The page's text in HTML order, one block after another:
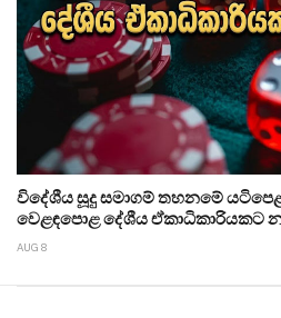
විදේශීය සූදු සමාගම් තහනමේ
වෙළඳපොළ දේශීය ඒකාධිකාරියකට
AUG 8